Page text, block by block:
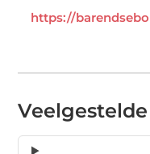
https://